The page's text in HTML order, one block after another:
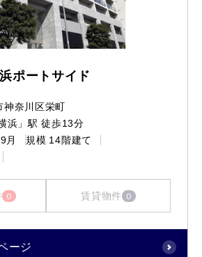
ポートサイド
神奈川区栄町
浜」駅 徒歩13分
月 規模 14階建て
0 賃貸物件 0
ージ